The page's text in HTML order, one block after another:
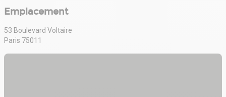
Emplacement
53 Boulevard Voltaire
Paris 75011